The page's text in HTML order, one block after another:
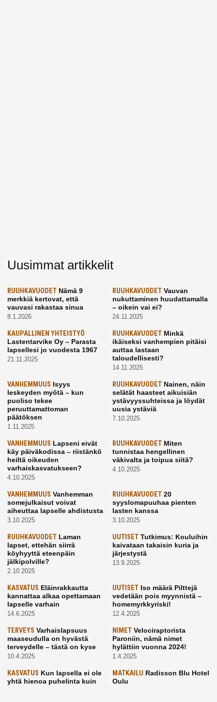
Uusimmat artikkelit
RUUHKAVUODET Nämä 9
merkkiä kertovat, että
vauvasi rakastaa sinua
8.1.2026
RUUHKAVUODETVauvan
nukuttaminen huudattamalla
– oikein vai ei?
24.11.2025
KAUPALLINEN YHTEISTYÖ
Lastentarvike Oy – Parasta
lapsellesi jo vuodesta 1967
21.11.2025
RUUHKAVUODETMinkä
ikäiseksi vanhempien pitäisi
auttaa lastaan
taloudellisesti?
14.11.2025
VANHEMMUUS Isyys
leskeyden myötä – kun
puoliso tekee
peruuttamattoman
päätöksen
1.11.2025
RUUHKAVUODETNainen, näin
selätät haasteet aikuisiän
ystävyyssuhteissa ja löydät
uusia ystäviä
7.10.2025
VANHEMMUUS Lapseni eivät
käy päiväkodissa – riistänkö
heiltä oikeuden
varhaiskasvatukseen?
4.10.2025
RUUHKAVUODETMiten
tunnistaa hengellinen
väkivalta ja toipua siitä?
4.10.2025
VANHEMMUUS Vanhemman
somejulkaisut voivat
aiheuttaa lapselle ahdistusta
3.10.2025
RUUHKAVUODET20
syyslomapuuhaa pienten
lasten kanssa
3.10.2025
RUUHKAVUODET Laman
lapset, ettehän siirrä
köyhyyttä eteenpäin
jälkipolville?
2.10.2025
UUTISETTutkimus: Kouluihin
kaivataan takaisin kuria ja
järjestystä
13.9.2025
KASVATUS Eläinrakkautta
kannattaa alkaa opettamaan
lapselle varhain
14.6.2025
UUTISETIso määrä Pilttejä
vedetään pois myynnistä –
homemyrkkyriski!
12.4.2025
TERVEYS Varhaislapsuus
maaseudulla on hyvästä
terveydelle – tästä on kyse
10.4.2025
NIMETVelociraptorista
Paroniin, nämä nimet
hylättiin vuonna 2024!
1.4.2025
KASVATUS Kun lapsella ei ole
yhtä hienoa puhelinta kuin
MATKAILU Radisson Blu Hotel
Oulu